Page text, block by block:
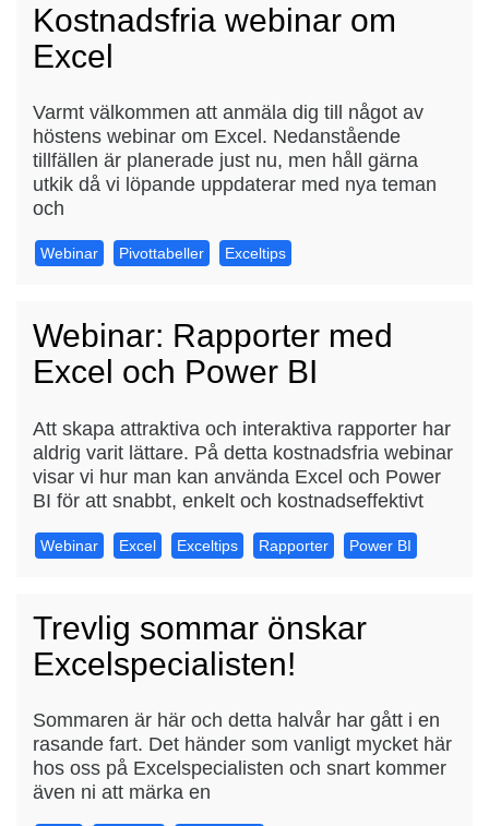
Kostnadsfria webinar om
Excel
Varmt välkommen att anmäla dig till något av
höstens webinar om Excel. Nedanstående
tillfällen är planerade just nu, men håll gärna
utkik då vi löpande uppdaterar med nya teman
och
Webinar Pivottabeller Exceltips
Webinar: Rapporter med
Excel och Power BI
Att skapa attraktiva och interaktiva rapporter har
aldrig varit lättare. På detta kostnadsfria webinar
visar vi hur man kan använda Excel och Power
BI för att snabbt, enkelt och kostnadseffektivt
Webinar Excel Exceltips Rapporter Power BI
Trevlig sommar önskar
Excelspecialisten!
Sommaren är här och detta halvår har gått i en
rasande fart. Det händer som vanligt mycket här
hos oss på Excelspecialisten och snart kommer
även ni att märka en